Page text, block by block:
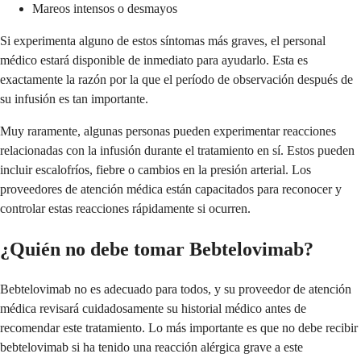
Mareos intensos o desmayos
Si experimenta alguno de estos síntomas más graves, el personal
médico estará disponible de inmediato para ayudarlo. Esta es
exactamente la razón por la que el período de observación después de
su infusión es tan importante.
Muy raramente, algunas personas pueden experimentar reacciones
relacionadas con la infusión durante el tratamiento en sí. Estos pueden
incluir escalofríos, fiebre o cambios en la presión arterial. Los
proveedores de atención médica están capacitados para reconocer y
controlar estas reacciones rápidamente si ocurren.
¿Quién no debe tomar Bebtelovimab?
Bebtelovimab no es adecuado para todos, y su proveedor de atención
médica revisará cuidadosamente su historial médico antes de
recomendar este tratamiento. Lo más importante es que no debe recibir
bebtelovimab si ha tenido una reacción alérgica grave a este